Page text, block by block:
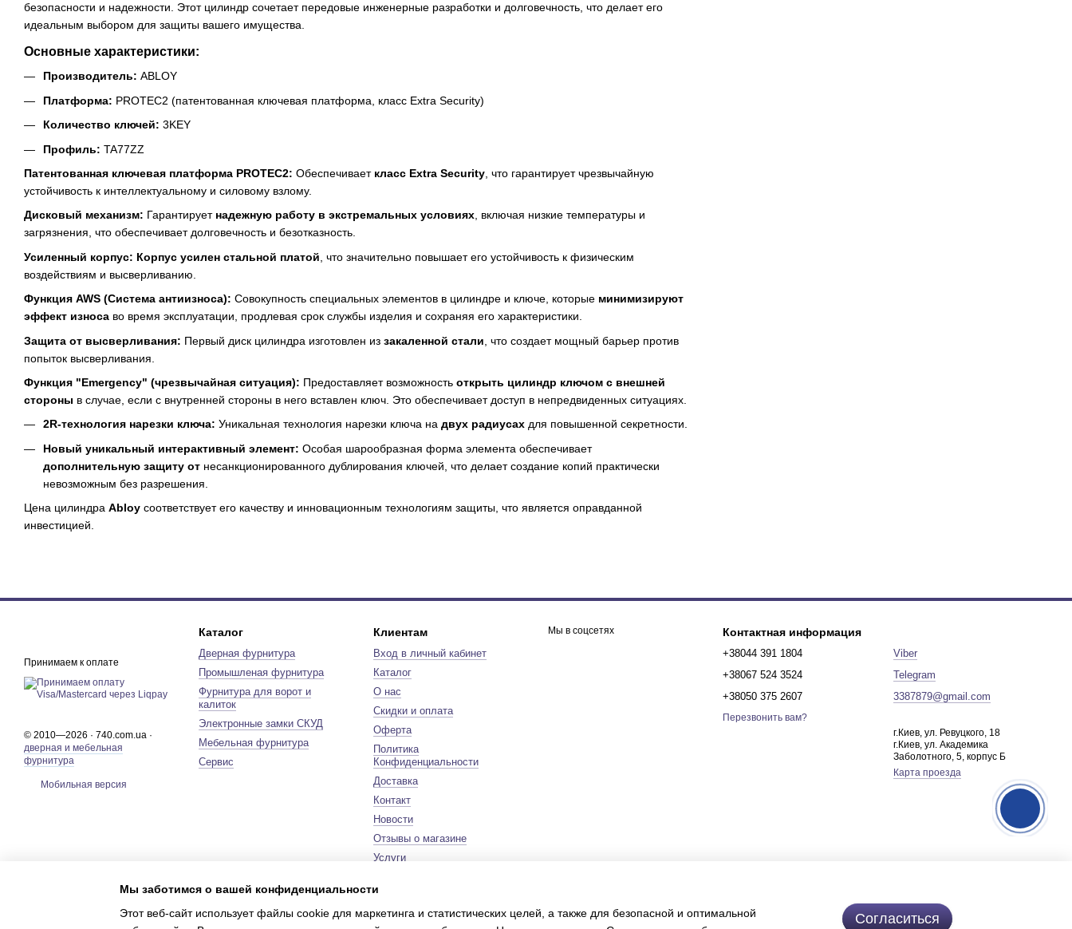
безопасности и надежности. Этот цилиндр сочетает передовые инженерные разработки и долговечность, что делает его
идеальным выбором для защиты вашего имущества.
Основные характеристики:
Производитель: ABLOY
Платформа: PROTEC2 (патентованная ключевая платформа, класс Extra Security)
Количество ключей: 3KEY
Профиль: TA77ZZ
Патентованная ключевая платформа PROTEC2: Обеспечивает класс Extra Security , что гарантирует чрезвычайную
устойчивость к интеллектуальному и силовому взлому.
Дисковый механизм: Гарантирует надежную работу в экстремальных условиях, включая низкие температуры и
загрязнения, что обеспечивает долговечность и безотказность.
Усиленный корпус: Корпус усилен стальной платой , что значительно повышает его устойчивость к физическим
воздействиям и высверливанию.
Функция AWS (Система антиизноса): Совокупность специальных элементов в цилиндре и ключе, которые минимизируют
эффект износа во время эксплуатации, продлевая срок службы изделия и сохраняя его характеристики.
Защита от высверливания: Первый диск цилиндра изготовлен из закаленной стали , что создает мощный барьер против
попыток высверливания.
Функция "Emergency" (чрезвычайная ситуация): Предоставляет возможность открыть цилиндр ключом с внешней
стороны в случае, если с внутренней стороны в него вставлен ключ. Это обеспечивает доступ в непредвиденных ситуациях.
2R-технология нарезки ключа: Уникальная технология нарезки ключа на двух радиусах для повышенной секретности.
Новый уникальный интерактивный элемент: Особая шарообразная форма элемента обеспечивает
дополнительную защиту от несанкционированного дублирования ключей, что делает создание копий практически
невозможным без разрешения.
Цена цилиндра Abloy соответствует его качеству и инновационным технологиям защиты, что является оправданной
инвестицией.
Принимаем к оплате
© 2010—2026 · 740.com.ua ·
дверная и мебельная
фурнитура
Мобильная версия
Каталог
Дверная фурнитура
Промышленая фурнитура
Фурнитура для ворот и
калиток
Электронные замки СКУД
Мебельная фурнитура
Сервис
Клиентам
Вход в личный кабинет
Каталог
О нас
Скидки и оплата
Оферта
Политика
Конфиденциальности
Доставка
Контакт
Новости
Отзывы о магазине
Услуги
Карта сайта
Сертификаты
Мы в соцсетях Контактная информация
+38044 391 1804
+38067 524 3524
+38050 375 2607
Перезвонить вам?
Viber
Telegram
3387879@gmail.com
г.Киев, ул. Ревуцкого, 18
г.Киев, ул. Академика
Заболотного, 5, корпус Б
Карта проезда
Мы заботимся о вашей конфиденциальности
Этот веб-сайт использует файлы cookie для маркетинга и статистических целей, а также для безопасной и оптимальной
Согласиться